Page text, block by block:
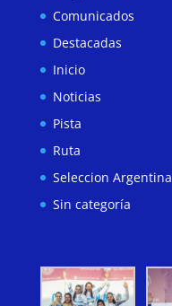
Comunicados
Destacadas
Inicio
Noticias
Pista
Ruta
Seleccion Argentina
Sin categoría